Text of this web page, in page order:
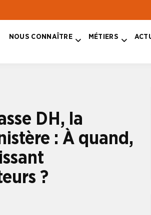
NOUS CONNAÎTRE MÉTIERS
DH, la
: À quand,
?